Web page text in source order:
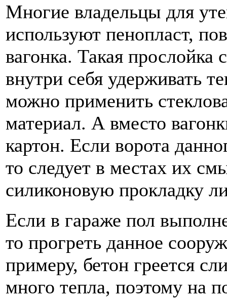
Многие владельцы для
используют пенопласт,
вагонка. Такая
внутри себя удерживать
можно применить
материал. А вместо
картон. Если ворота
то следует в местах их
силиконовую прокладку
Если в гараже пол
то прогреть данное
примеру, бетон греется
много тепла, поэтому на